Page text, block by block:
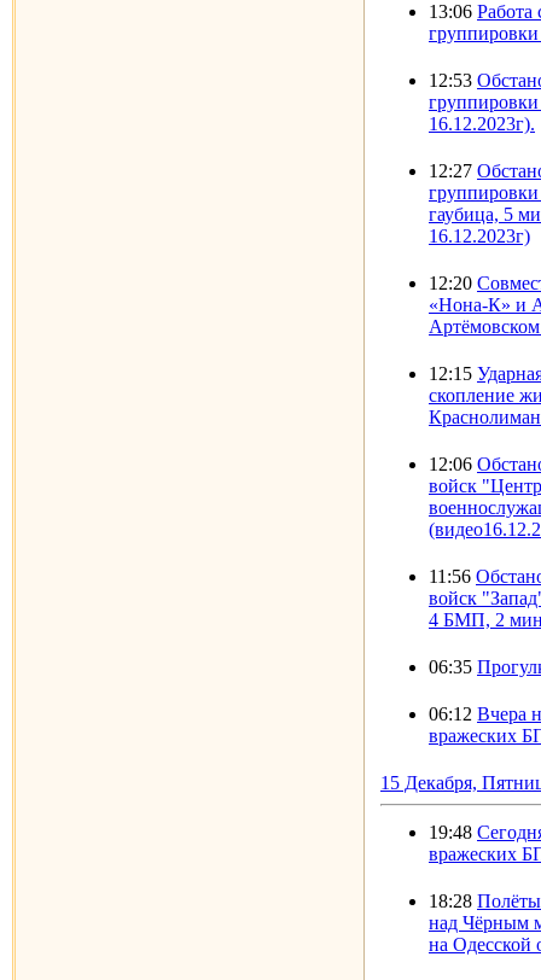
13:06 Работа
12:53
16.12.2023г).
12:27
гаубица, 5
16.12.2023г)
12:20
«Нона-К» и
12:15
скопление
12:06
войск
11:56
войск
4 БМП, 2
06:35
06:12 Вчера
вражеских
15 Декабря,
19:48
вражеских
18:28
над Чёрным
на Одесской